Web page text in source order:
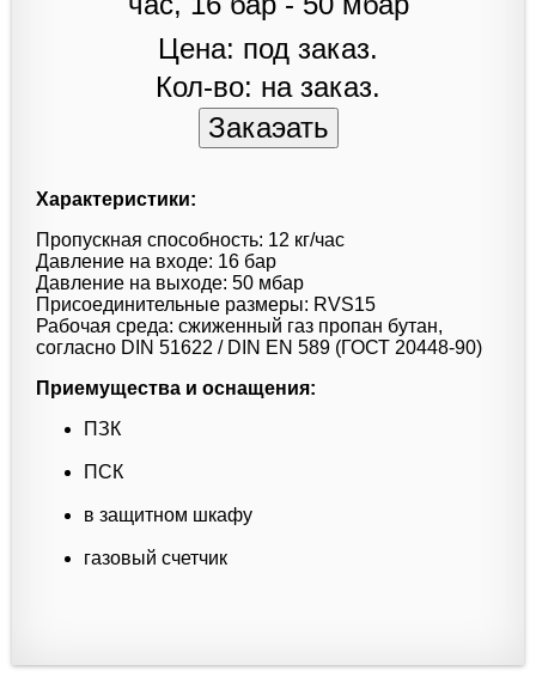
Цена: под заказ.
Кол-во: на заказ.
Характеристики:
Пропускная способность: 12 кг/час
Давление на входе: 16 бар
Давление на выходе: 50 мбар
Присоединительные размеры: RVS15
Рабочая среда: сжиженный газ пропан бутан,
согласно DIN 51622 / DIN EN 589 (ГОСТ 20448-90)
Приемущества и оснащения:
ПЗК
ПСК
в защитном шкафу
газовый счетчик